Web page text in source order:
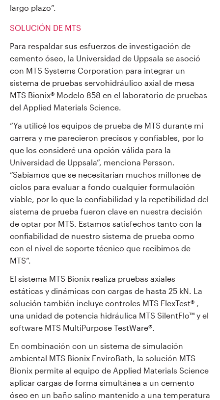
largo plazo”.
SOLUCIÓN DE MTS
Para respaldar sus esfuerzos de investigación de
cemento óseo, la Universidad de Uppsala se asoció
con MTS Systems Corporation para integrar un
sistema de pruebas servohidráulico axial de mesa
MTS Bionix® Modelo 858 en el laboratorio de pruebas
del Applied Materials Science.
“Ya utilicé los equipos de prueba de MTS durante mi
carrera y me parecieron precisos y confiables, por lo
que los consideré una opción válida para la
Universidad de Uppsala”, menciona Persson.
“Sabíamos que se necesitarían muchos millones de
ciclos para evaluar a fondo cualquier formulación
viable, por lo que la confiabilidad y la repetibilidad del
sistema de prueba fueron clave en nuestra decisión
de optar por MTS. Estamos satisfechos tanto con la
confiabilidad de nuestro sistema de prueba como
con el nivel de soporte técnico que recibimos de
MTS”.
El sistema MTS Bionix realiza pruebas axiales
estáticas y dinámicas con cargas de hasta 25 kN. La
solución también incluye controles MTS FlexTest® ,
una unidad de potencia hidráulica MTS SilentFlo™ y el
software MTS MultiPurpose TestWare®.
En combinación con un sistema de simulación
ambiental MTS Bionix EnviroBath, la solución MTS
Bionix permite al equipo de Applied Materials Science
aplicar cargas de forma simultánea a un cemento
óseo en un baño salino mantenido a una temperatura